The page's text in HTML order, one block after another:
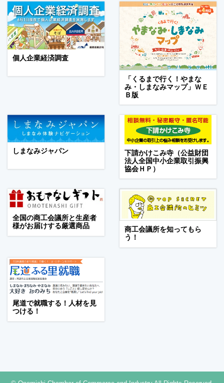
個人企業経済調査
「くるまで行く！やまな
み・しまなみマップ」ＷＥ
Ｂ版
しまなみジャパン
下請かけこみ寺（公益財団
法人全国中小企業取引振興
協会ＨＰ）
全国の商工会議所と生産者
様がお届けする厳選商品
商工会議所を知ってもら
う！
尾道で就職する！人材を見
つける！